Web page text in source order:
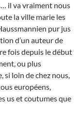
il va vraiment nous
la ville marie les
pur jus
d’un auteur de
fois depuis le début
ou plus
si loin de chez nous,
européens,
us et coutumes que